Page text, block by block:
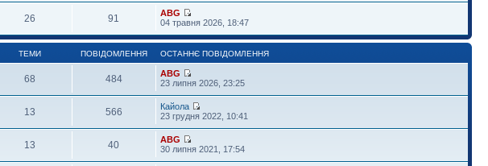
26 91
ABG
04 травня 2026, 18:47
ТЕМИ ПОВІДОМЛЕННЯ ОСТАННЄ ПОВІДОМЛЕННЯ
68 484
ABG
23 липня 2026, 23:25
13 566
Кайола
23 грудня 2022, 10:41
13 40
ABG
30 липня 2021, 17:54